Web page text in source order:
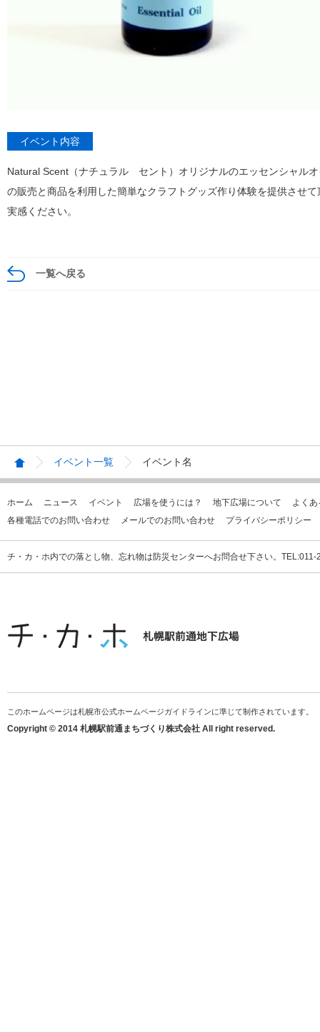
イベント内容
Natural Scent（ナチュラル セント）オリジナルのエッセンシャル
の販売と商品を利用した簡単なクラフトグッズ作り体験を提供させ
実感ください。
一覧へ戻る
イベント一覧 イベント名
ホーム ニュース イベント 広場を使うには？ 地下広場について
よく
各種電話でのお問い合わせ
メールでのお問い合わせ プライバシーポリシー
チ・カ・ホ内での落とし物、忘れ物は防災センターへお問合せ下さい。
このホームページは札幌市公式ホームページガイドラインに準じて制作されています。
Copyright © 2014 札幌駅前通まちづくり株式会社 All right reserved.